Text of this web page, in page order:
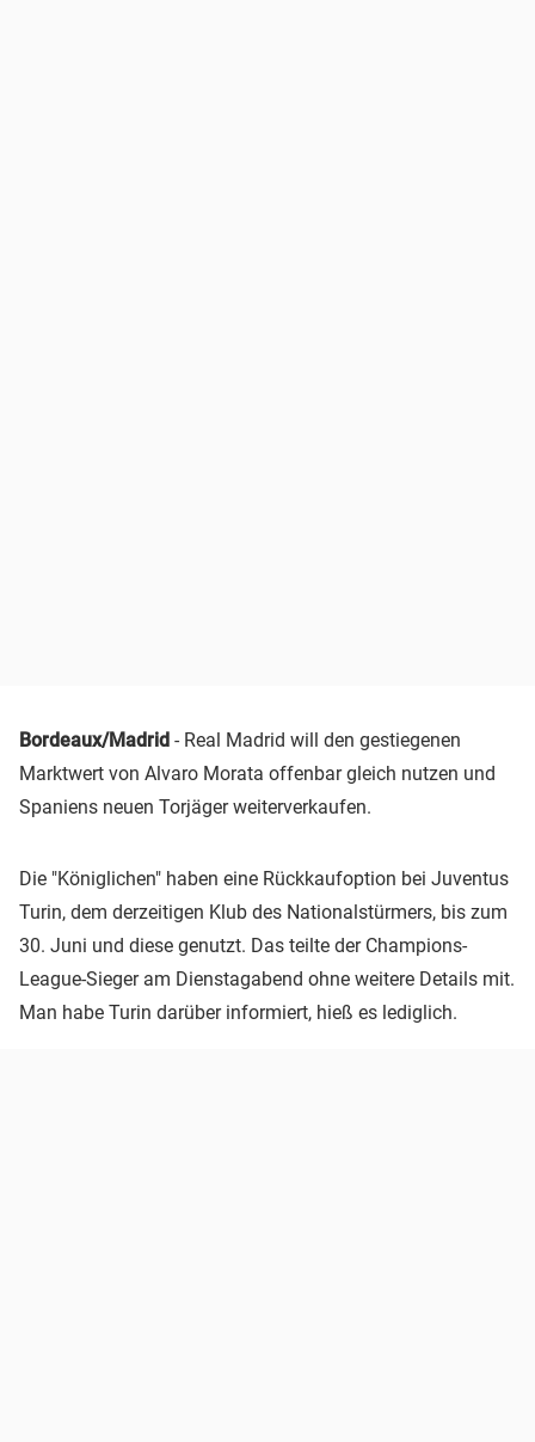
Bordeaux/Madrid - Real Madrid will den gestiegenen
Marktwert von Alvaro Morata offenbar gleich nutzen und
Spaniens neuen Torjäger weiterverkaufen.
Die "Königlichen" haben eine Rückkaufoption bei Juventus
Turin, dem derzeitigen Klub des Nationalstürmers, bis zum
30. Juni und diese genutzt. Das teilte der Champions-
League-Sieger am Dienstagabend ohne weitere Details mit.
Man habe Turin darüber informiert, hieß es lediglich.